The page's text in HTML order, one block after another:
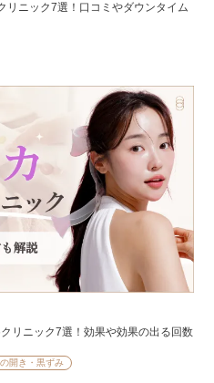
リニック7選！口コミやダウンタイム
リニック7選！効果や効果の出る回数
開き・黒ずみ